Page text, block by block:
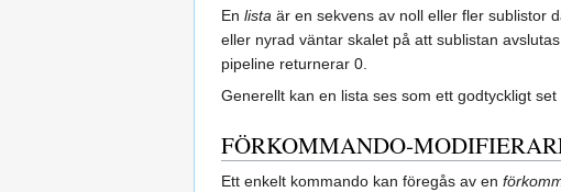
En lista är en sekvens av noll eller fler sublistor
eller nyrad väntar skalet på att sublistan
pipeline returnerar 0.
Generellt kan en lista ses som ett godtyckligt
Ett enkelt kommando kan föregås av en